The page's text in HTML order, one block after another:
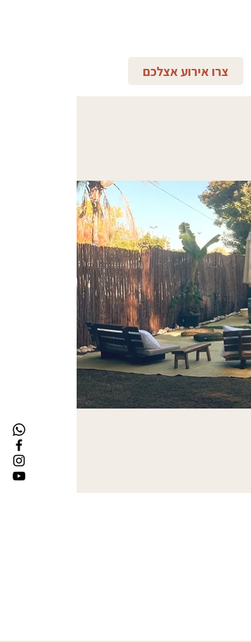
צרו אירוע אצלכם